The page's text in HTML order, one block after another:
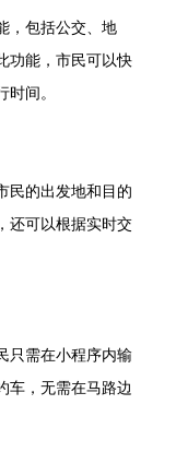
，包括公交、地
功能，市民可以快
间。
民的出发地和目的
还可以根据实时交
只需在小程序内输
车，无需在马路边